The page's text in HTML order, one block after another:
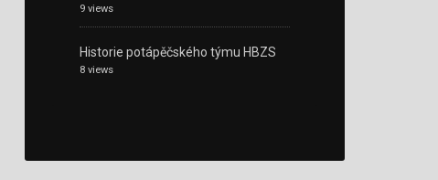
9 views
Historie potápěčského týmu HBZS
8 views